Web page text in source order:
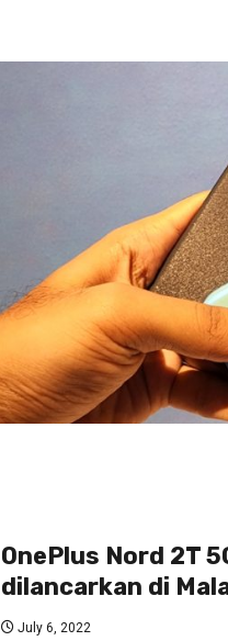
OnePlus Nord 2T
dilancarkan di
July 6, 2022